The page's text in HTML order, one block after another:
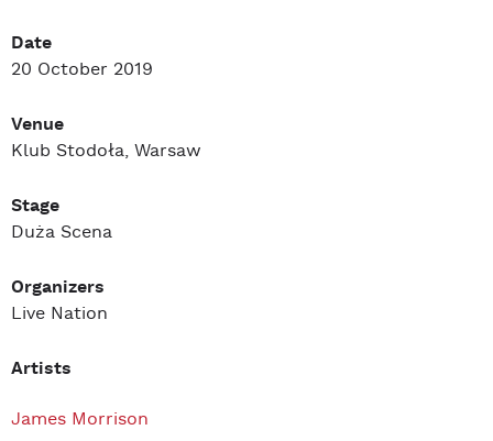
Date
20 October 2019
Venue
Klub Stodoła, Warsaw
Stage
Duża Scena
Organizers
Live Nation
Artists
James Morrison